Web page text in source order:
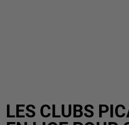
LES CLUBS